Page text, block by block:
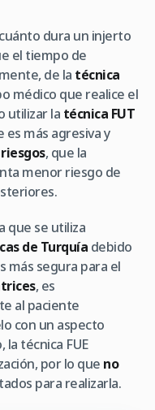
dura un injerto
el tiempo de
de la técnica
médico que realice el
utilizar la técnica FUT
es más agresiva y
, que la
menor riesgo de
que se utiliza
de Turquía debido
más segura para el
, es
al paciente
con un aspecto
técnica FUE
por lo que no
para realizarla.